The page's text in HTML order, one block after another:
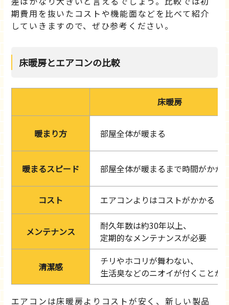
期費用を抜いたコストや機能面などを比べて紹介
していきますので、ぜひ参考ください。
床暖房とエアコンの比較
床暖房
暖まり方 部屋全体が暖まる
暖まるスピード 部屋全体が暖まるまで時間がかか
コスト エアコンよりはコストがかかる
メンテナンス
耐久年数は約30年以上、
定期的なメンテナンスが必要
清潔感
チリやホコリが舞わない、
生活臭などのニオイが付くことが
エアコンは床暖房よりコストが安く、新しい製品